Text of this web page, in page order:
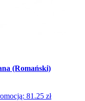
(Romański)
81.25 zł